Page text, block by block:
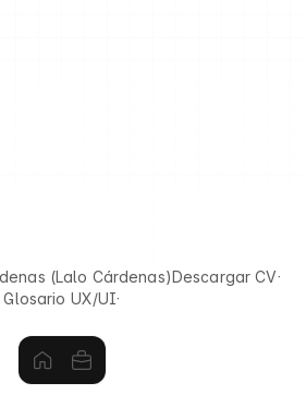
(Lalo Cárdenas)Descargar CV·
Glosario UX/UI·